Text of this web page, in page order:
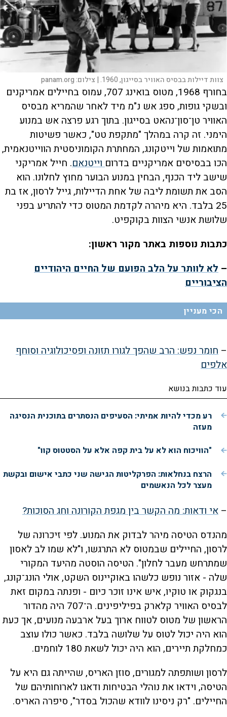
צוות דיילות בבסיס האוויר בסייגון, 1960. | צילום:panam.org
בחורף 1968, מטוס בואינג 707, עמוס בחיילים אמריקנים
ובשקי גופות, ספג אש נ"מ מיד לאחר שהמריא מבסיס
האוויר טן־סון־נהאט בסייגון. בתוך רגע פרצה אש במנוע
הימני. זה קרה במהלך "מתקפת טט", כאשר פשיטות
מתואמות של וייטקונג, המחתרת הקומוניסטית הווייטנאמית,
הכו בבסיסים אמריקניים בדרוםוייטנאם. חייל אמריקני
שישב ליד הכנף, הבחין במנוע הבוער מחוץ לחלונו. הוא
הסב את תשומת ליבה של אחת הדיילות, גייל לרסון, אז בת
25 בלבד. היא מיהרה לקדמת המטוס כדי להתריע בפני
שלושת אנשי הצוות בקוקפיט.
כתבות נוספות באתר מקור ראשון:
– לא לוותר על הלב הפועם של החיים היהודיים
הציבוריים
הכי מעניין
– חומר נפש: הרב שהפך לגורו תזונה ופסיכולוגיה וסוחף
אלפים
עוד כתבות בנושא
רע מכדי להיות אמיתי: הסעיפים הנסתרים בתוכנית הנסיגה
מעזה
"הוויכוח הוא לא על בית קפה אלא על הסטטוס קוו"
הרצח בנחלאות: הפרקליטות הגישה שני כתבי אישום ובקשת
מעצר לכל הנאשמים
– אי ודאות: מה הקשר בין מגפת הקורונה וחג הסוכות?
מהנדס הטיסה מיהר לבדוק את המנוע. לפי זיכרונה של
לרסון, החיילים שבמטוס לא התרגשו, ו"לא שמו לב לאסון
שמתרחש מעבר לחלון". הטיסה הוסטה מהיעד המקורי
שלה - אזור נופש כלשהו באוקיינוס השקט, אולי הונג־קונג,
בנגקוק או טוקיו, איש אינו זוכר כיום - ופנתה במקום זאת
לבסיס האוויר קלארק בפיליפינים. ה־707 היה מהדור
הראשון של מטוס לטווח ארוך בעל ארבעה מנועים, אך כעת
הוא היה יכול לטוס על שלושה בלבד. כאשר כולו עוצב
כמחלקת תיירים, הוא היה יכול לשאת 180 לוחמים.
לרסון ושותפתה למגורים, סוזן האריס, שהייתה גם היא על
הטיסה, וידאו את נוהלי הבטיחות ודאגו לארוחותיהם של
החיילים. "רק ניסינו לוודא שהכול בסדר", סיפרה האריס.